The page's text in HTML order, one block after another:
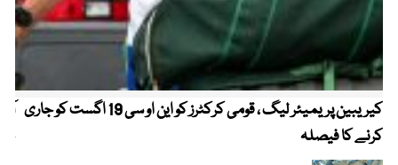
کیریبین پریمیئر لیگ ، قومی کرکٹرز کو این او سی 19 اگست کو جاری
کرنے کا فیصلہ